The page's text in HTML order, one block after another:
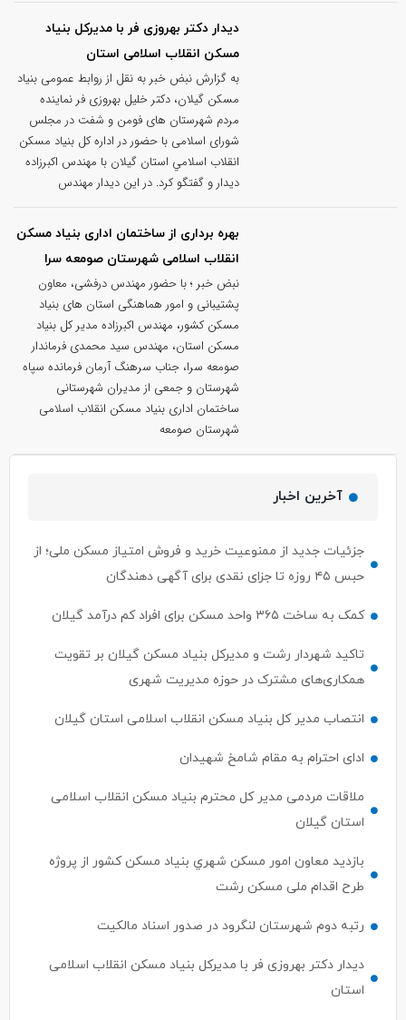
دیدار دکتر بهروزی فر با مدیرکل بنیاد
مسکن انقلاب اسلامی استان
به گزارش نبض خبر به نقل از روابط عمومی بنیاد
مسکن گیلان، دکتر خلیل بهروزی فر نماینده
مردم شهرستان های فومن و شفت در مجلس
شورای اسلامی با حضور در اداره کل بنياد مسكن
انقلاب اسلامي استان گیلان با مهندس اکبرزاده
دیدار و گفتگو کرد. در این دیدار مهندس
بهره برداری از ساختمان اداری بنیاد مسکن
انقلاب اسلامی شهرستان صومعه سرا
نبض خبر ؛ با حضور مهندس درفشی، معاون
پشتیبانی و امور هماهنگی استان های بنیاد
مسکن کشور، مهندس اکبرزاده مدیر کل بنیاد
مسکن استان، مهندس سید محمدی فرماندار
صومعه سرا، جناب سرهنگ آرمان فرمانده سپاه
شهرستان و جمعی از مدیران شهرستانی
ساختمان اداری بنیاد مسکن انقلاب اسلامی
شهرستان صومعه
آخرین اخبار
جزئیات جدید از ممنوعیت خرید و فروش امتیاز مسکن ملی؛ از
حبس ۴۵ روزه تا جزای نقدی برای آگهی دهندگان
کمک به ساخت ۳۶۵ واحد مسکن برای افراد کم درآمد گیلان
تاکید شهردار رشت و مدیرکل بنیاد مسکن گیلان بر تقویت
همکاری‌های مشترک در حوزه مدیریت شهری
انتصاب مدیر کل بنیاد مسکن انقلاب اسلامی استان گیلان
ادای احترام به مقام شامخ شهیدان
ملاقات مردمی مدیر کل محترم بنیاد مسکن انقلاب اسلامی
استان گیلان
بازديد معاون امور مسکن شهري بنياد مسکن کشور از پروژه
طرح اقدام ملی مسکن رشت
رتبه دوم شهرستان لنگرود در صدور اسناد مالکیت
دیدار دکتر بهروزی فر با مدیرکل بنیاد مسکن انقلاب اسلامی
استان